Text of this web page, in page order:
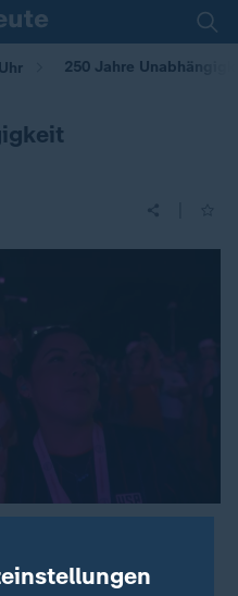
250 Jahre
ihrer
Donald Trump nutzt die